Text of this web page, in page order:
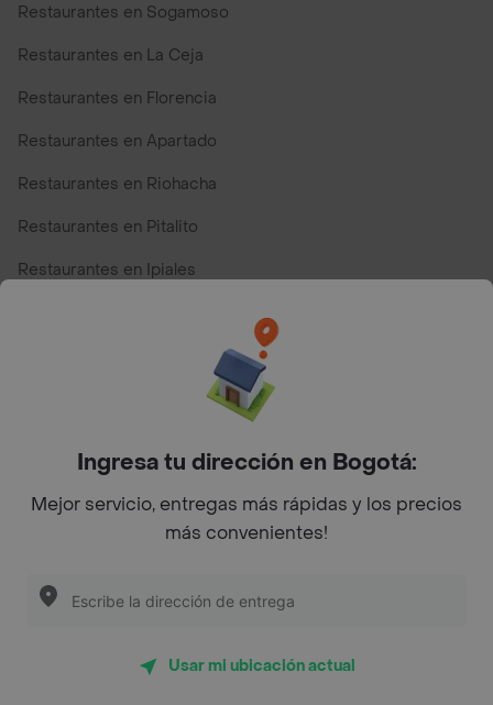
Restaurantes en Sogamoso
Restaurantes en La Ceja
Restaurantes en Florencia
Restaurantes en Apartado
Restaurantes en Riohacha
Restaurantes en Pitalito
Restaurantes en Ipiales
Top Marcas y Cadenas de Restaurantes
Encuéntranos en estos países
App Store Google play
Restaurantes cerca de mi para pedir Comida a Domicilio -
Ingresa tu dirección en Bogotá:
Mejor servicio, entregas más rápidas y los precios
más convenientes!
Usar mi ubicación actual